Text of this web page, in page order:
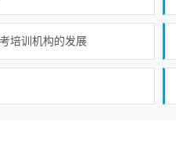
培训机构的发展